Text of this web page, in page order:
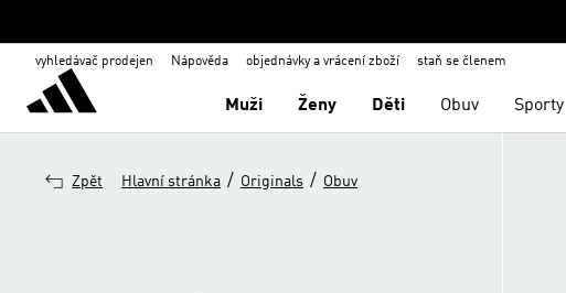
vyhledávač prodejen Nápověda objednávky a vrácení zboží staň se členem
Muži Ženy Děti Obuv Sporty
Zpět Hlavní stránka / Originals / Obuv